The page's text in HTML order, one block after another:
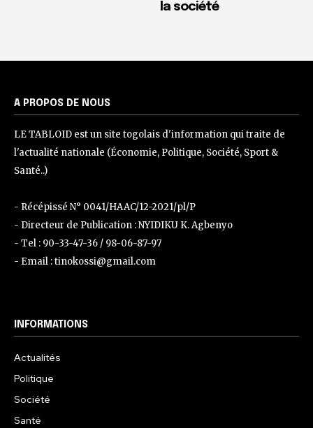
la société
A PROPOS DE NOUS
LE TABLOID est un site togolais d'information qui traite de
l'actualité nationale (Économie, Politique, Société, Sport &
Santé..)
- Récépissé N° 0041/HAAC/12-2021/pl/P
- Directeur de Publication : NYIDIKU K. Agbenyo
- Tel : 90-33-47-36 / 98-06-87-97
- Email : tinokossi@gmail.com
INFORMATIONS
Actualités
Politique
Société
Santé